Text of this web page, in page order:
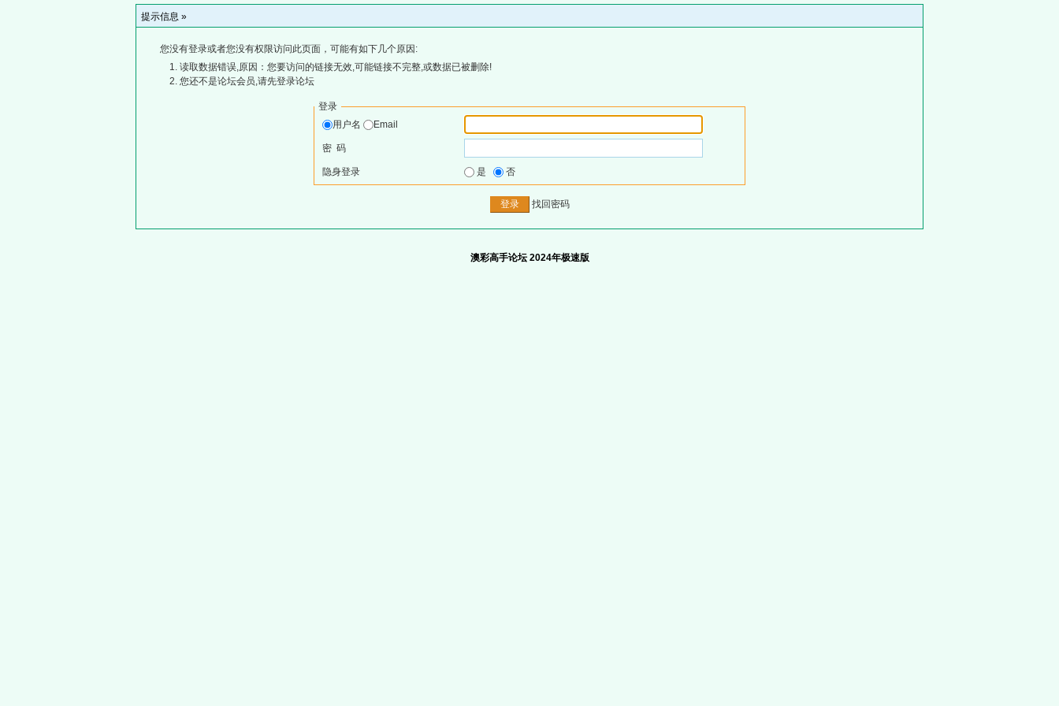
提示信息 »
您没有登录或者您没有权限访问此页面，可能有如下几个原因:
读取数据错误,原因：您要访问的链接无效,可能链接不完整,或数据已被删除!
您还不是论坛会员,请先登录论坛
登录
用户名
Email
密 码
隐身登录 是 否
找回密码
澳彩高手论坛 2024年极速版